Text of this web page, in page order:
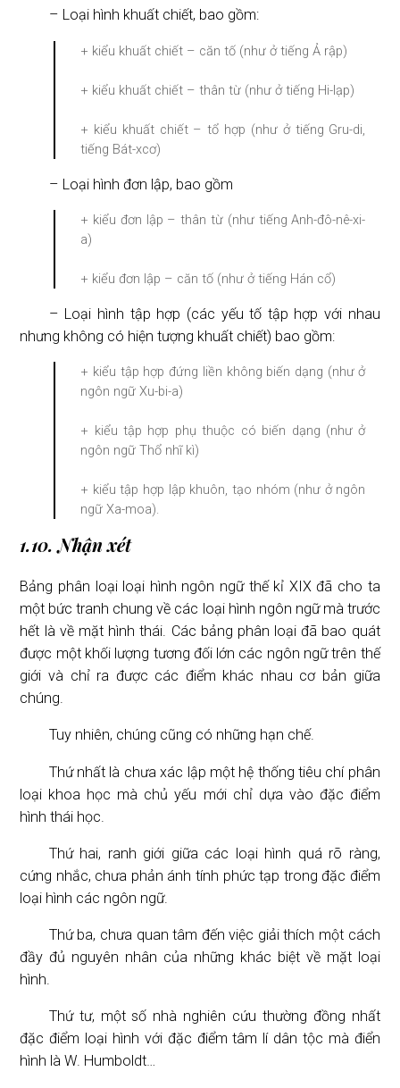
– Loại hình khuất chiết, bao gồm:
+ kiểu khuất chiết – căn tố (như ở tiếng Ả rập)
+ kiểu khuất chiết – thân từ (như ở tiếng Hi-lạp)
+ kiểu khuất chiết – tổ hợp (như ở tiếng Gru-di,
tiếng Bát-xcơ)
– Loại hình đơn lập, bao gồm
+ kiểu đơn lập – thân từ (như tiếng Anh-đô-nê-xi-
a)
+ kiểu đơn lập – căn tố (như ở tiếng Hán cổ)
– Loại hình tập hợp (các yếu tố tập hợp với nhau
nhưng không có hiện tượng khuất chiết) bao gồm:
+ kiểu tập hợp đứng liền không biến dạng (như ở
ngôn ngữ Xu-bi-a)
+ kiểu tập hợp phụ thuộc có biến dạng (như ở
ngôn ngữ Thổ nhĩ kì)
+ kiểu tập hợp lập khuôn, tạo nhóm (như ở ngôn
ngữ Xa-moa).
1.10. Nhận xét
Bảng phân loại loại hình ngôn ngữ thế kỉ XIX đã cho ta
một bức tranh chung về các loại hình ngôn ngữ mà trước
hết là về mặt hình thái. Các bảng phân loại đã bao quát
được một khối lượng tương đối lớn các ngôn ngữ trên thế
giới và chỉ ra được các điểm khác nhau cơ bản giữa
chúng.
Tuy nhiên, chúng cũng có những hạn chế.
Thứ nhất là chưa xác lập một hệ thống tiêu chí phân
loại khoa học mà chủ yếu mới chỉ dựa vào đặc điểm
hình thái học.
Thứ hai, ranh giới giữa các loại hình quá rõ ràng,
cứng nhắc, chưa phản ánh tính phức tạp trong đặc điểm
loại hình các ngôn ngữ.
Thứ ba, chưa quan tâm đến việc giải thích một cách
đầy đủ nguyên nhân của những khác biệt về mặt loại
hình.
Thứ tư, một số nhà nghiên cứu thường đồng nhất
đặc điểm loại hình với đặc điểm tâm lí dân tộc mà điển
hình là W. Humboldt…